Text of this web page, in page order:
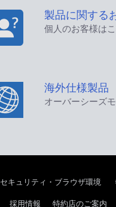
製品に関する
個人のお客様は
海外仕様製品
オーバーシーズ
セキュリティ・ブラウザ環境
採用情報 特約店のご案内